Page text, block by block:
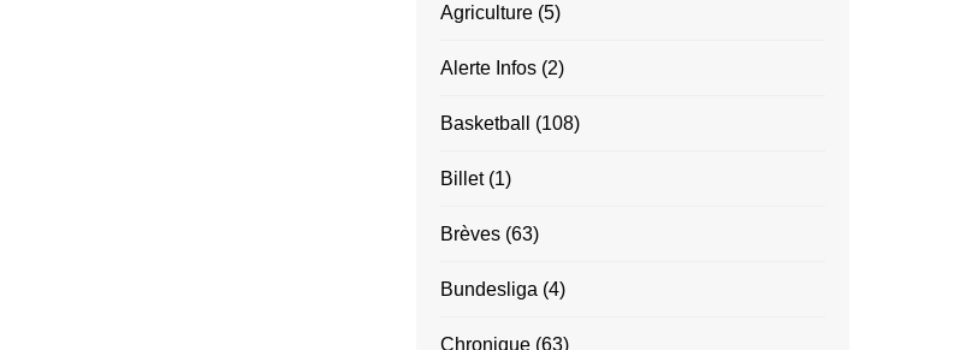
Agriculture (5)
Alerte Infos (2)
Basketball (108)
Billet(1)
Brèves (63)
Bundesliga (4)
Chronique (63)